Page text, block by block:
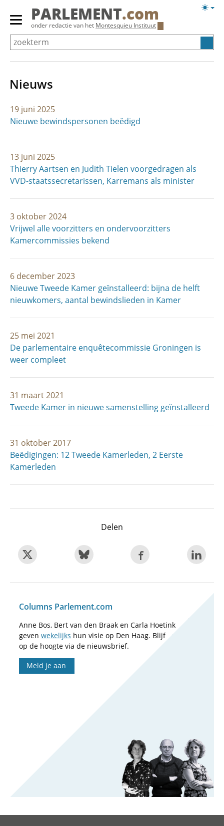
Overslaan
Primair
menu
tonen/verbergen
PARLEMENT.com
onder redactie van het Montesquieu Instituut
Nieuws
19 juni 2025
Nieuwe bewindspersonen beëdigd
13 juni 2025
Thierry Aartsen en Judith Tielen voorgedragen als
VVD-staatssecretarissen, Karremans als minister
3 oktober 2024
Vrijwel alle voorzitters en ondervoorzitters
Kamercommissies bekend
6 december 2023
Nieuwe Tweede Kamer geïnstalleerd: bijna de helft
nieuwkomers, aantal bewindslieden in Kamer
25 mei 2021
De parlementaire enquêtecommissie Groningen is
weer compleet
31 maart 2021
Tweede Kamer in nieuwe samenstelling geïnstalleerd
31 oktober 2017
Beëdigingen: 12 Tweede Kamerleden, 2 Eerste
Kamerleden
Delen
Columns Parlement.com
Anne Bos, Bert van den Braak en Carla Hoetink
geven wekelijks hun visie op Den Haag. Blijf
op de hoogte via de nieuwsbrief.
Meld je aan